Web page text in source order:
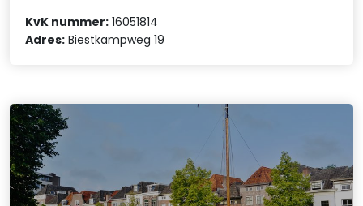
KvK nummer: 16051814
Adres: Biestkampweg 19